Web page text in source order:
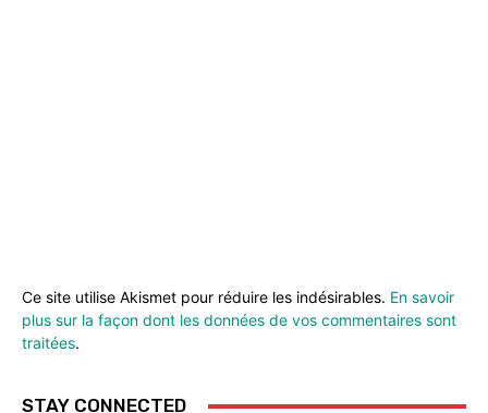
Ce site utilise Akismet pour réduire les indésirables. En savoir
plus sur la façon dont les données de vos commentaires sont
traitées.
STAY CONNECTED